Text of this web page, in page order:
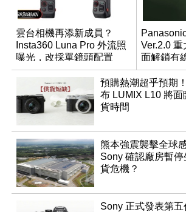
雲台相機再添新成員？
Insta360 Luna Pro 外流照
曝光，改採單鏡頭配置
Ver.2.0
面解鎖有
調編輯
預購熱潮超乎預期
布 LUMIX L10 將
貨時間
熊本強震襲擊全球
Sony 確認廠房暫
貨危機？
Sony 正式發表第